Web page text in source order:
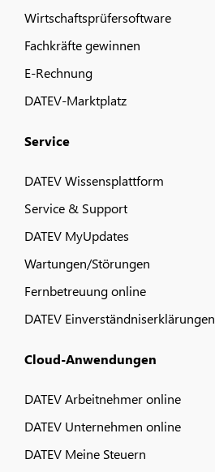
Wirtschaftsprüfersoftware
Fachkräfte gewinnen
E-Rechnung
DATEV-Marktplatz
Service
DATEV Wissensplattform
Service & Support
DATEV MyUpdates
Wartungen/Störungen
Fernbetreuung online
DATEV Einverständniserklärungen
Cloud-Anwendungen
DATEV Arbeitnehmer online
DATEV Unternehmen online
DATEV Meine Steuern